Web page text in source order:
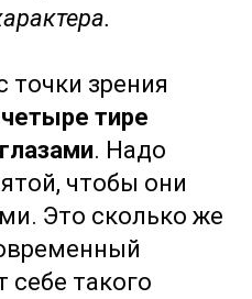
точки зрения
четыре тире
. Надо
чтобы они
Это сколько же
себе такого